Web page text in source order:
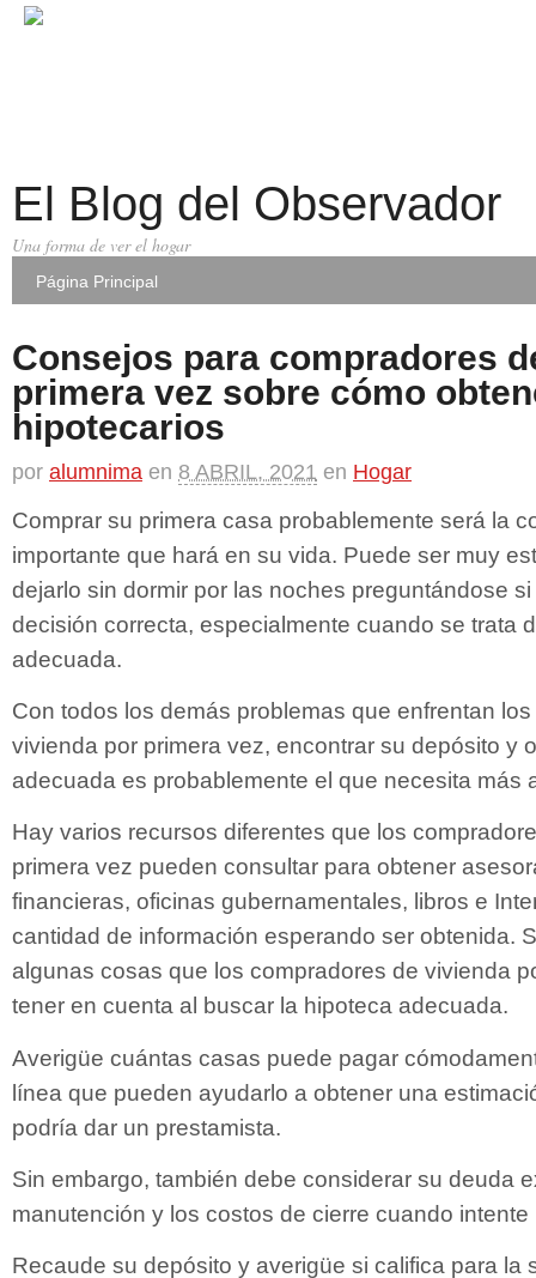
El Blog del Observador
Una forma de ver el hogar
Página Principal
Consejos para compradores
primera vez sobre cómo
hipotecarios
por alumnima en 8 ABRIL, 2021 en Hogar
Comprar su primera casa probablemente será la
importante que hará en su vida. Puede ser muy
dejarlo sin dormir por las noches preguntándose
decisión correcta, especialmente cuando se trata
adecuada.
Con todos los demás problemas que enfrentan
vivienda por primera vez, encontrar su depósito y
adecuada es probablemente el que necesita más
Hay varios recursos diferentes que los
primera vez pueden consultar para obtener
financieras, oficinas gubernamentales, libros e
cantidad de información esperando ser obtenida.
algunas cosas que los compradores de vivienda
tener en cuenta al buscar la hipoteca adecuada.
Averigüe cuántas casas puede pagar
línea que pueden ayudarlo a obtener una
podría dar un prestamista.
Sin embargo, también debe considerar su deuda
manutención y los costos de cierre cuando
Recaude su depósito y averigüe si califica para la